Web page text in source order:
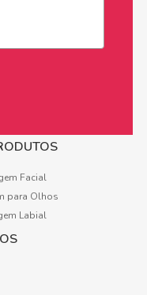
Facial
para Olhos
Labial